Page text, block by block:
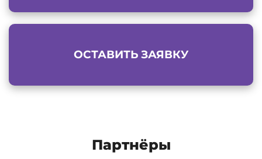
ОСТАВИТЬ ЗАЯВКУ
Партнёры